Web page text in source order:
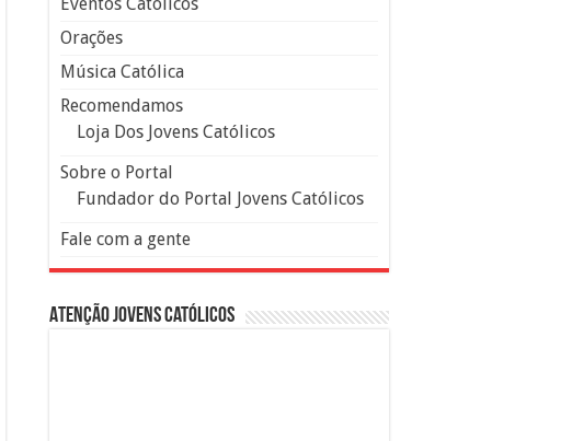
Eventos Católicos
Orações
Música Católica
Recomendamos
Loja Dos Jovens Católicos
Sobre o Portal
Fundador do Portal Jovens Católicos
Fale com a gente
Atenção Jovens Católicos